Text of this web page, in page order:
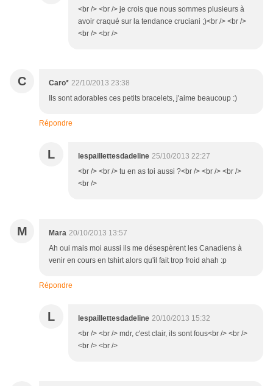
<br /> <br /> je crois que nous sommes plusieurs à
avoir craqué sur la tendance cruciani ;)<br /> <br />
<br /> <br />
C Caro* 22/10/2013 23:38
Ils sont adorables ces petits bracelets, j'aime beaucoup :)
Répondre
L lespaillettesdadeline 25/10/2013 22:27
<br /> <br /> tu en as toi aussi ?<br /> <br /> <br />
<br />
M Mara 20/10/2013 13:57
Ah oui mais moi aussi ils me désespèrent les Canadiens à
venir en cours en tshirt alors qu'il fait trop froid ahah :p
Répondre
L lespaillettesdadeline 20/10/2013 15:32
<br /> <br /> mdr, c'est clair, ils sont fous<br /> <br />
<br /> <br />